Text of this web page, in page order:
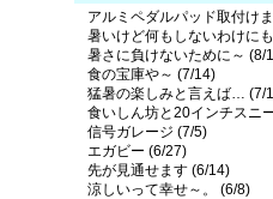
アルミペダルパッド取付け
暑いけど何もしないわけに
暑さに負けないために～ (8/
食の宝庫や～ (7/14)
猛暑の楽しみと言えば… (7/
食いしん坊と20インチスニ
信号ガレージ (7/5)
エガビー (6/27)
先が見通せます (6/14)
涼しいって幸せ～。 (6/8)